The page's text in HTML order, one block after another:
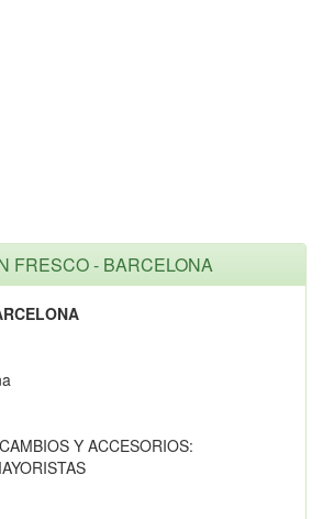
FRESCO - BARCELONA
Y ACCESORIOS: